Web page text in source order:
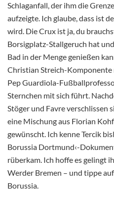
Schlaganfall, der ihm die
aufzeigte. Ich glaube, dass ist
wird. Die Crux ist ja, du
Borsigplatz-Stallgeruch hat
Bad in der Menge genießen
Christian Streich-
Pep Guardiola-
Sternchen mit sich führt.
Stöger und Favre verschlissen
eine Mischung aus Florian
gewünscht. Ich kenne Tercik
Borussia Dortmund‹-
rüberkam. Ich hoffe es gelingt
Werder Bremen – und tippe
Borussia.